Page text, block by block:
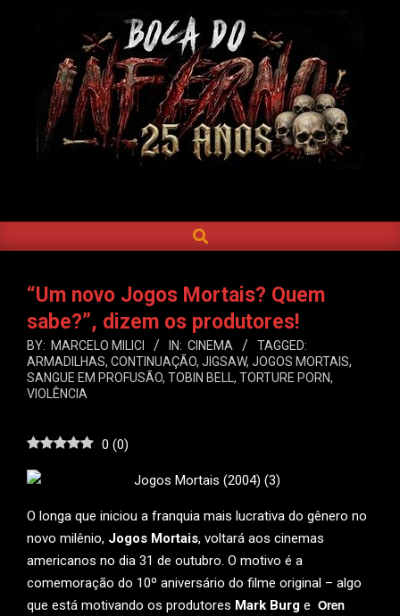
DO
INFERNO
Navigation
SEARCH
“Um novo Jogos Mortais? Quem
sabe?”, dizem os produtores!
BY: MARCELO MILICI IN: CINEMA
TAGGED:
ARMADILHAS, CONTINUAÇÃO, JIGSAW, JOGOS MORTAIS,
SANGUE EM PROFUSÃO, TOBIN BELL , TORTURE PORN,
VIOLÊNCIA
0 (0)
O longa que iniciou a franquia mais lucrativa do gênero no
novo milênio, Jogos Mortais, voltará aos cinemas
americanos no dia 31 de outubro. O motivo é a
comemoração do 10º aniversário do filme original – algo
que está motivando os produtores Mark Burg e Oren